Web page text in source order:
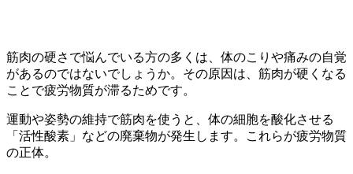
筋肉の硬さで悩んでいる方の多くは、体のこりや痛みの自覚
があるのではないでしょうか。その原因は、筋肉が硬くなる
ことで疲労物質が滞るためです。
運動や姿勢の維持で筋肉を使うと、体の細胞を酸化させる
「活性酸素」などの廃棄物が発生します。これらが疲労物質
の正体。